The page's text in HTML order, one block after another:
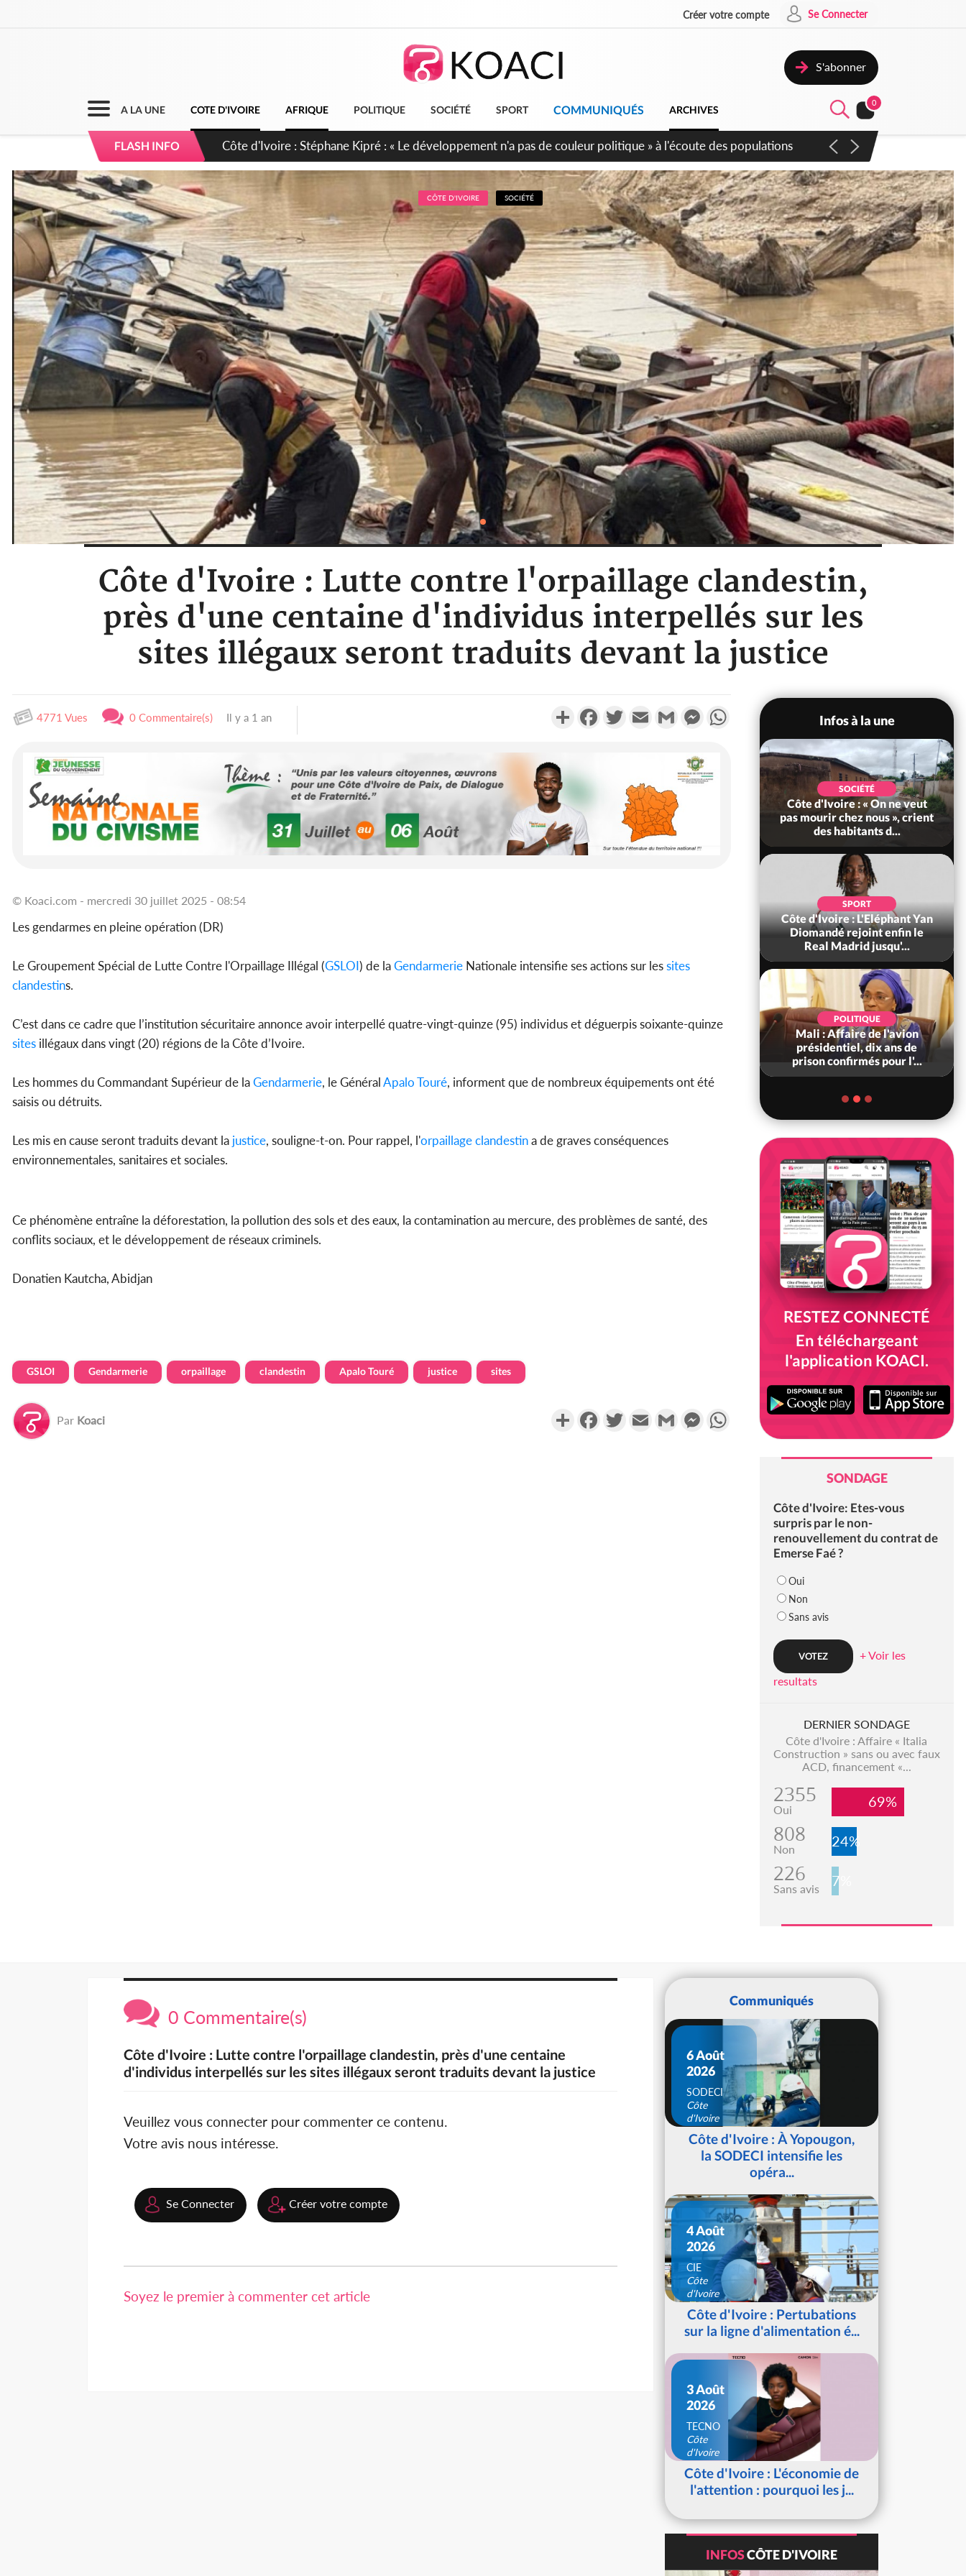
Créer votre compte Se Connecter
S'abonner
A LA UNE COTE D'IVOIRE AFRIQUE POLITIQUE SOCIÉTÉ SPORT COMMUNIQUÉS ARCHIVES
0
FLASH INFO Mali : Les FAMa accueillent 254 anciens combattants issus de groupes armés
CÔTE D'IVOIRE SOCIÉTÉ
Côte d'Ivoire : Lutte contre l'orpaillage clandestin,
près d'une centaine d'individus interpellés sur les
sites illégaux seront traduits devant la justice
4771 Vues 0 Commentaire(s) Il y a 1 an PartagerFacebookTwitterEmail Gmail MessengerWhatsApp
© Koaci.com - mercredi 30 juillet 2025 - 08:54
Les gendarmes en pleine opération (DR)
Le Groupement Spécial de Lutte Contre l'Orpaillage Illégal (GSLOI) de laGendarmerie Nationale intensifie ses actions sur lessites
clandestins.
C’est dans ce cadre que l’institution sécuritaire annonce avoir interpellé quatre-vingt-quinze (95) individus et déguerpis soixante-quinze
sites illégaux dans vingt (20) régions de la Côte d’Ivoire.
Les hommes du Commandant Supérieur de laGendarmerie, le GénéralApalo Touré, informent que de nombreux équipements ont été
saisis ou détruits.
Les mis en cause seront traduits devant la justice, souligne-t-on. Pour rappel, l'orpaillageclandestina de graves conséquences
environnementales, sanitaires et sociales.
Ce phénomène entraîne la déforestation, la pollution des sols et des eaux, la contamination au mercure, des problèmes de santé, des
conflits sociaux, et le développement de réseaux criminels.
Donatien Kautcha, Abidjan
GSLOI Gendarmerie orpaillage clandestin Apalo Touré justice sites
Par Koaci PartagerFacebookTwitterEmail Gmail MessengerWhatsApp
Infos à la une
POLITIQUE
Côte d'Ivoire : Décrispation ?
Mamadou Traoré ex
conseiller de Soro a recou...
POLITIQUE
Côte d'Ivoire : Violences
SOCIÉTÉ
Côte d'Ivoire : « On ne veut
pas mourir chez nous », crient
des habitants d...
SPORT
Côte d'Ivoire : L'Eléphant Yan
Diomandé rejoint enfin le
Real Madrid jusqu'...
POLITIQUE
Mali : Affaire de l'avion
présidentiel, dix ans de
prison confirmés pour l'...
RESTEZ CONNECTÉ
En téléchargeant
l'application KOACI.
SONDAGE
Côte d'Ivoire: Etes-vous
surpris par le non-
renouvellement du contrat de
Emerse Faé ?
Oui
Non
Sans avis
+ Voir les
resultats
DERNIER SONDAGE
Côte d'Ivoire : Affaire « Italia
Construction » sans ou avec faux
ACD, financement «...
2355
Oui 69%
808
Non 24%
226
Sans avis 7%
0 Commentaire(s)
Côte d'Ivoire : Lutte contre l'orpaillage clandestin, près d'une centaine
d'individus interpellés sur les sites illégaux seront traduits devant la justice
Veuillez vous connecter pour commenter ce contenu.
Votre avis nous intéresse.
Se Connecter Créer votre compte
Soyez le premier à commenter cet article
Communiqués
6 Août
2026
SODECI
Côte
d'Ivoire
Côte d'Ivoire : À Yopougon,
la SODECI intensifie les
opéra...
4 Août
2026
CIE
Côte
d'Ivoire
Côte d'Ivoire : Pertubations
sur la ligne d'alimentation é...
3 Août
2026
TECNO
Côte
d'Ivoire
Côte d'Ivoire : L'économie de
l'attention : pourquoi les j...
INFOSCÔTE D'IVOIRE